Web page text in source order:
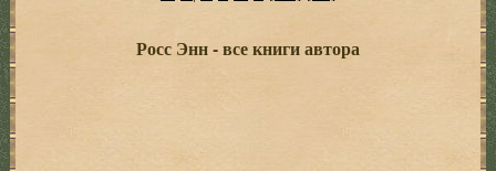
Росс Энн - все книги автора